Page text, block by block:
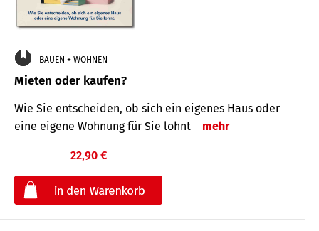
BAUEN + WOHNEN
Mieten oder kaufen?
Wie Sie entscheiden, ob sich ein eigenes Haus oder
eine eigene Wohnung für Sie lohnt
mehr
22,90 €